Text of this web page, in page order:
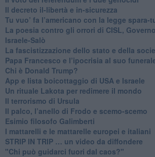
Il decreto il-libertà e in-sicurezza
Tu vuo’ fa l’americano con la legge spara-
La poesia contro gli orrori di CISL,
Israele-Salò
​La fascistizzazione dello stato e della
Papa Francesco e l’ipocrisia al suo
​Chi è Donald Trump?
App e lista boicottaggio di USA e Israele
​Un rituale Lakota per redimere il mondo
Il terrorismo di Ursula
​Il palco, l’anello di Frodo e scemo-scemo
Esimio filosofo Galimberti
​I mattarelli e le mattarelle europei e italiani
​STRIP IN TRIP … un video da diffondere
"Chi può guidarci fuori dal caos?"